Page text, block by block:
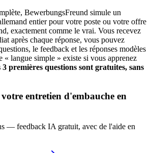
BewerbungsFreund simule un
entier pour votre poste ou votre offre
exactement comme le vrai. Vous recevez
après chaque réponse, vous pouvez
le feedback et les réponses modèles
« langue simple » existe si vous apprenez
3 premières questions sont gratuites, sans
entretien d'embauche en
— feedback IA gratuit, avec de l'aide en